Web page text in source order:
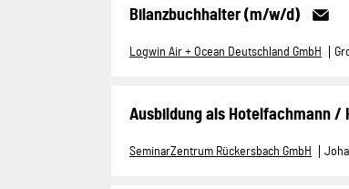
Bilanzbuchhalter (m/w/d)
Logwin Air + Ocean Deutschland GmbH
Ausbildung als Hotelfachmann /
SeminarZentrum Rückersbach GmbH